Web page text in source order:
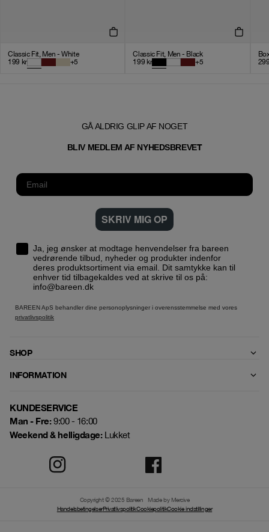
Classic Fit, Men - White
199 kr +5
Classic Fit, Men - Black
199 kr +5
GÅ ALDRIG GLIP AF NOGET
BLIV MEDLEM AF NYHEDSBREVET
SKRIV MIG OP
Ja, jeg ønsker at modtage henvendelser fra bareen
vedrørende tilbud, nyheder og produkter indenfor
deres produktsortiment via email. Dit samtykke kan til
enhver tid tilbagekaldes ved at skrive til os på:
info@bareen.dk
BAREEN ApS behandler dine personoplysninger i overensstemmelse med vores
privatlivspolitik
SHOP
INFORMATION
KUNDESERVICE
Man - Fre:9:00 - 16:00
Weekend & helligdage:Lukket
Copyright © 2025 Bareen
Made by Mercive
HandelsbetingelserPrivatlivspolitikCookiepolitikCookie indstillinger